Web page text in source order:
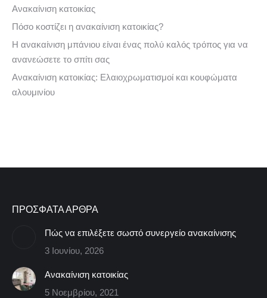
Ανακαίνιση κατοικίας
Πόσο κοστίζει η ανακαίνιση κατοικίας?
Η ανακαίνιση μπάνιου είναι ένας πολύ καλός τρόπος για να
ανανεώσετε το σπίτι σας
Ανακαίνιση κατοικίας: Ελαιοχρωματισμοί και κουφώματα
αλουμινίου
ΠΡΟΣΦΑΤΑ ΑΡΘΡΑ
Πώς να επιλέξετε σωστό συνεργείο ανακαίνισης
3 Ιουνίου, 2026
Ανακαίνιση κατοικίας
5 Νοεμβρίου, 2021